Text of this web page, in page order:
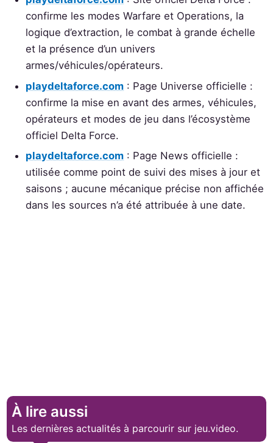
confirme les modes Warfare et Operations, la
logique d’extraction, le combat à grande échelle
et la présence d’un univers
armes/véhicules/opérateurs.
playdeltaforce.com : Page Universe officielle :
confirme la mise en avant des armes, véhicules,
opérateurs et modes de jeu dans l’écosystème
officiel Delta Force.
playdeltaforce.com : Page News officielle :
utilisée comme point de suivi des mises à jour et
saisons ; aucune mécanique précise non affichée
dans les sources n’a été attribuée à une date.
À lire aussi
Les dernières actualités à parcourir sur jeu.video.